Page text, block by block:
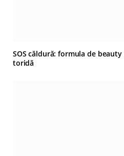
SOS căldură: formula de
toridă